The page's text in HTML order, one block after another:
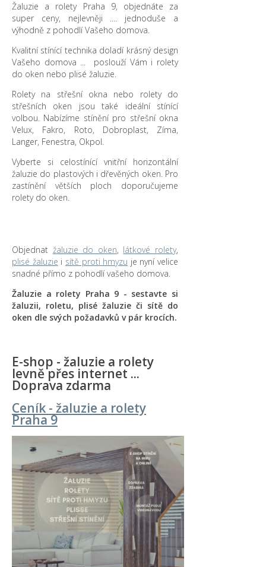
Žaluzie a rolety Praha 9, objednáte za
super ceny, nejlevněji .... jednoduše a
výhodně z pohodlí Vašeho domova.
Kvalitní stínící technika doladí krásný design
Vašeho domova ... poslouží Vám i rolety
do oken nebo plisé žaluzie.
Rolety na střešní okna nebo rolety do
střešních oken jsou také ideální stínící
volbou. Nabízíme stínění pro střešní okna
Velux, Fakro, Roto, Dobroplast, Zíma,
Langer, Fenestra, Okpol.
Vyberte si celostínící vnitřní horizontální
žaluzie do plastových i dřevěných oken. Pro
zastínění větších ploch doporučujeme
rolety do oken.
Objednat žaluzie do oken, látkové rolety,
plisé žaluzie i sítě proti hmyzu je nyní velice
snadné přímo z pohodlí vašeho domova.
Žaluzie a rolety Praha 9 - sestavte si
žaluzii, roletu, plisé žaluzie či sítě do
oken dle svých požadavků v pár krocích.
E-shop - žaluzie a rolety
levně přes internet ...
Doprava zdarma
Ceník - žaluzie a rolety
Praha 9